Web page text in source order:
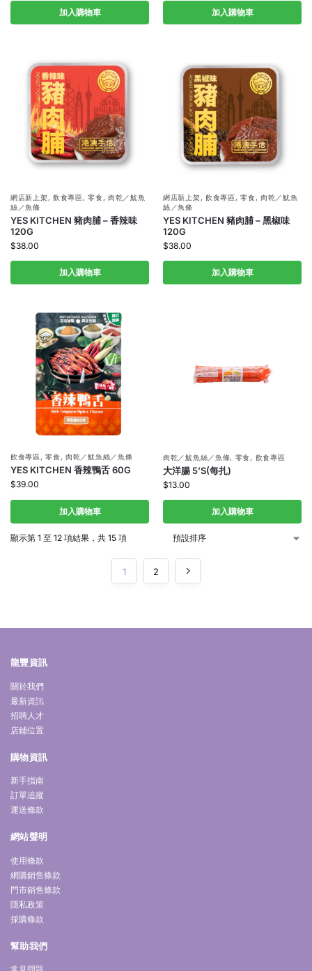
加入購物車 加入購物車
網店新上架, 飲食專區,零食, 肉乾／魷魚
絲／魚條
YES KITCHEN 豬肉脯 – 香辣味
120G
$38.00
加入購物車
網店新上架, 飲食專區,零食, 肉乾／魷魚
絲／魚條
YES KITCHEN 豬肉脯 – 黑椒味
120G
$38.00
加入購物車
飲食專區,零食,肉乾／魷魚絲／魚條
YES KITCHEN 香辣鴨舌 60G
$39.00
加入購物車
肉乾／魷魚絲／魚條, 零食, 飲食專區
大洋腸 5’S(每扎)
$13.00
加入購物車
顯示第 1 至 12 項結果，共 15 項
1 2
龍豐資訊
關於我們
最新資訊
招聘人才
店鋪位置
購物資訊
新手指南
訂單追蹤
運送條款
網站聲明
使用條款
網購銷售條款
門市銷售條款
隱私政策
採購條款
幫助我們